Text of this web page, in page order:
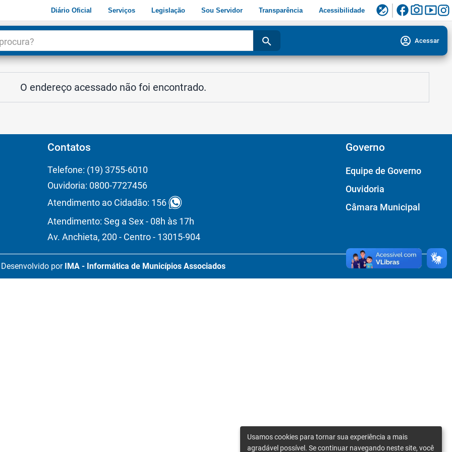
Diário Oficial Serviços Legislação Sou Servidor Transparência Acessibilidade flaky facebookphoto_camerasmart_display
search account_circle Acessar
O endereço acessado não foi encontrado.
Contatos
Telefone: (19) 3755-6010
Ouvidoria: 0800-7727456
Atendimento ao Cidadão: 156
Atendimento: Seg a Sex - 08h às 17h
Av. Anchieta, 200 - Centro - 13015-904
Governo
Equipe de Governo
Ouvidoria
Câmara Municipal
Desenvolvido por IMA - Informática de Municípios Associados
Usamos cookies para tornar sua experiência a mais
agradável possível. Se continuar navegando neste site, você